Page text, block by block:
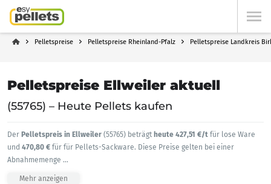
Pelletspreise Pelletspreise Rheinland-Pfalz Pelletspreise Landkreis
Pelletspreise Ellweiler aktuell
(55765) – Heute Pellets kaufen
Der Pelletspreis in Ellweiler (55765) beträgt heute 427,51 €/t für lose Ware
und 470,80 € für für Pellets-Sackware. Diese Preise gelten bei einer
Abnahmemenge ...
Mehr anzeigen